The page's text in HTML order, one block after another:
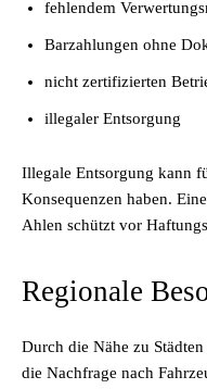
fehlendem
Barzahlungen ohne
nicht zertifizierten
illegaler Entsorgung
Illegale Entsorgung kann
Konsequenzen haben.
Ahlen schützt vor
Regionale
Durch die Nähe zu
die Nachfrage nach